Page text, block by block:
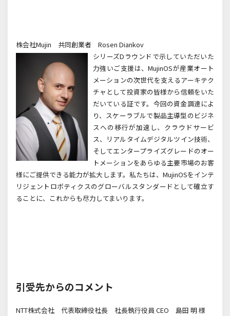
株会社Mujin 共同創業者 Rosen Diankov
シリーズDラウンドで示していただいた
力強いご支援は、MujinOSが産業オート
メーションの次世代を支えるアーキテク
チャとして投資家の皆様から信頼をいた
だいている証です。今回の資金調達によ
り、スケーラブルで製品主導型のビジネ
スへの移行が加速し、クラウドサービ
ス、リアルタイムデジタルツイン技術、
そしてエンタープライズグレードのオー
トメーションをあらゆる主要市場のお客
様にご提供できる能力が拡大します。私たちは、 MujinOSをインテ
リジェントロボティクスのグローバルスタンダードとして確立す
ることに、これからも尽力してまいります。
引受先からのコメント
NTT株式会社 代表取締役社長 社長執行役員 CEO 島田 明 様